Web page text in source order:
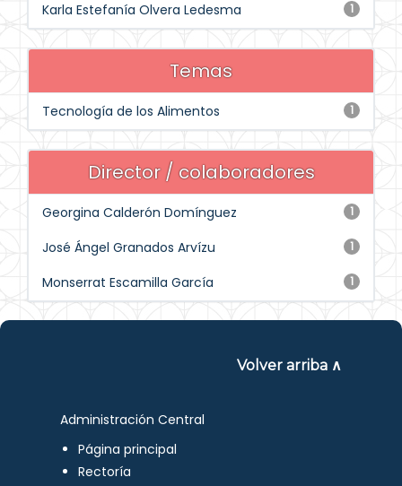
1
Karla Estefanía Olvera Ledesma
Temas
1
Tecnología de los Alimentos
Director / colaboradores
1
Georgina Calderón Domínguez
1
José Ángel Granados Arvízu
1
Monserrat Escamilla García
Volver arriba ∧
Administración Central
Página principal
Rectoría